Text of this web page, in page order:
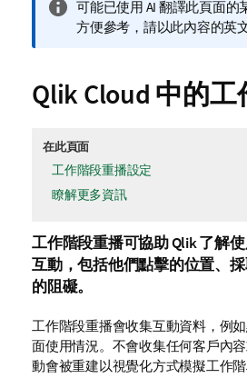
可能已使用 AI 翻譯此頁面的
方便參考，請以此內容的英
Qlik Cloud 中的工
在此頁面
工作階段重播設定
瞭解更多資訊
工作階段重播可協助Qlik了解使
互動，包括他們點擊的位置、
的阻礙。
工作階段重播會收集互動資料，例
面使用情況。不會收集任何客戶內
動會被重建以視覺化方式模擬工作